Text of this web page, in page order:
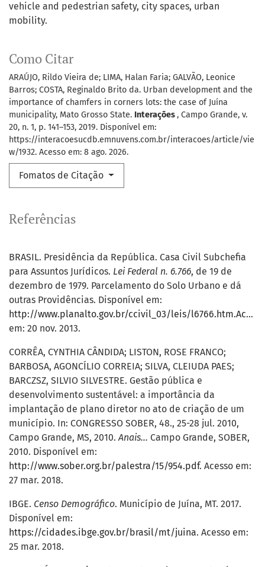
vehicle and pedestrian safety city spaces urban
mobility.
Como Citar
ARAÚJO, Rildo Vieira de; LIMA, Halan Faria; GALVÃO, Leonice
Barros; COSTA, Reginaldo Brito da. Urban development and the
importance of chamfers in corners lots: the case of Juína
municipality, Mato Grosso State. Interações, Campo Grande, v.
20, n. 1, p. 141–153, 2019. Disponível em:
https://interacoesucdb.emnuvens.com.br/interacoes/article/vie
w/1932. Acesso em: 8 ago. 2026.
Fomatos de Citação
Referências
BRASIL. Presidência da República. Casa Civil Subchefia
para Assuntos Jurídicos. Lei Federal n. 6.766, de 19 de
dezembro de 1979. Parcelamento do Solo Urbano e dá
outras Providências. Disponível em:
http://www.planalto.gov.br/ccivil_03/leis/l6766.htm.Acesso
em: 20 nov. 2013.
CORRÊA, CYNTHIA CÂNDIDA; LISTON, ROSE FRANCO;
BARBOSA, AGONCÍLIO CORREIA; SILVA, CLEIUDA PAES;
BARCZSZ, SILVIO SILVESTRE. Gestão pública e
desenvolvimento sustentável: a importância da
implantação de plano diretor no ato de criação de um
município. In: CONGRESSO SOBER, 48., 25-28 jul. 2010,
Campo Grande, MS, 2010.Anais... Campo Grande, SOBER,
2010. Disponível em:
http://www.sober.org.br/palestra/15/954.pdf. Acesso em:
27 mar. 2018.
IBGE. Censo Demográfico. Município de Juína, MT. 2017.
Disponível em:
https://cidades.ibge.gov.br/brasil/mt/juina. Acesso em:
25 mar. 2018.